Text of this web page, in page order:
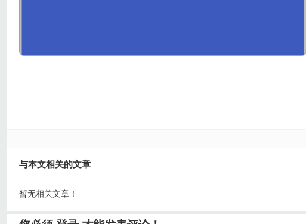
与本文相关的文章
暂无相关文章！